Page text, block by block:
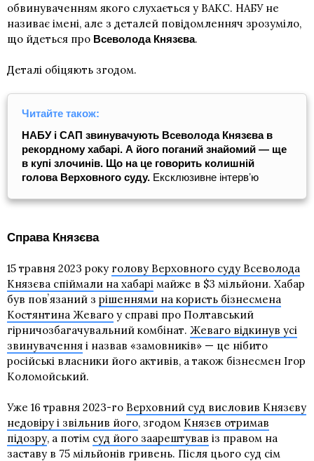
обвинуваченням якого слухається у ВАКС. НАБУ не
називає імені, але з деталей повідомленняч зрозуміло,
що йдеться про Всеволода Князєва.
Деталі обіцяють згодом.
Читайте також:
НАБУ і САП звинувачують Всеволода Князєва в
рекордному хабарі. А його поганий знайомий — ще
в купі злочинів. Що на це говорить колишній
голова Верховного суду. Ексклюзивне інтервʼю
Справа Князєва
15 травня 2023 року голову Верховного суду Всеволода
Князєва спіймали на хабарі майже в $3 мільйони. Хабар
був повʼязаний з рішеннями на користь бізнесмена
Костянтина Жеваго у справі про Полтавський
гірничозбагачувальний комбінат. Жеваго відкинув усі
звинувачення і назвав «замовників» — це нібито
російські власники його активів, а також бізнесмен Ігор
Коломойський.
Уже 16 травня 2023-го Верховний суд висловив Князєву
недовіру і звільнив його, згодом Князєв отримав
підозру, а потім суд його заарештував із правом на
заставу в 75 мільйонів гривень. Після цього суд сім